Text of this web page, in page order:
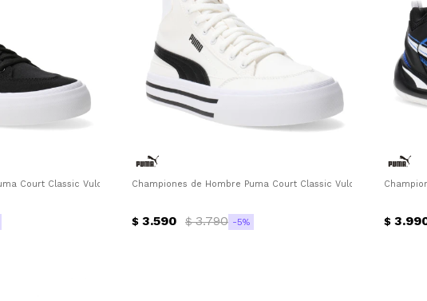
Court Classic Vulc Mid FS Puma - Negro - BlancoChampiones de Hombre Puma Court Classic Vulc Mid FS Puma -
$ 3.590 $ 3.790 5 $